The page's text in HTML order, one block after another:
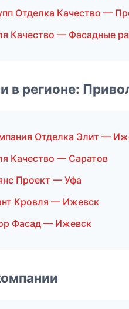
Отделка Качество —
Качество — Фасадные
в регионе:
Отделка Элит —
Качество — Саратов
Проект — Уфа
Кровля — Ижевск
Фасад — Ижевск